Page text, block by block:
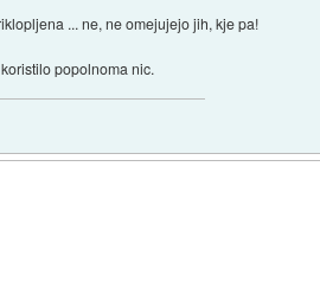
... ne, ne omejujejo jih, kje pa!
popolnoma nic.